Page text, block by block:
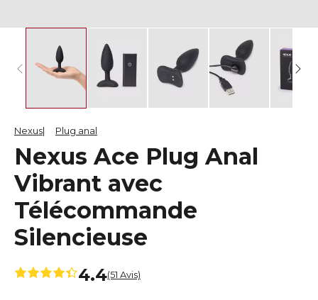
Nexus Plug anal
Nexus Ace Plug Anal
Vibrant avec
Télécommande
Silencieuse
4.4(51 Avis)